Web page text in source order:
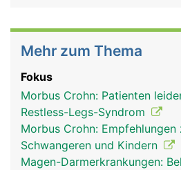
Mehr zum Thema
Fokus
Morbus Crohn: Patienten
Restless-Legs-Syndrom
Morbus Crohn: Empfehlungen
Schwangeren und Kindern
Magen-Darmerkrankungen: